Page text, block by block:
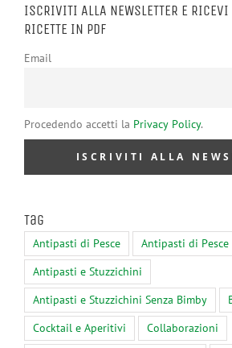
ISCRIVITI ALLA NEWSLETTER E
RICETTE IN PDF
Email
Procedendo accetti la Privacy Policy.
Tag
Antipasti di Pesce
Antipasti di Pesce
Antipasti e Stuzzichini
Antipasti e Stuzzichini Senza Bimby
Cocktail e Aperitivi
Collaborazioni